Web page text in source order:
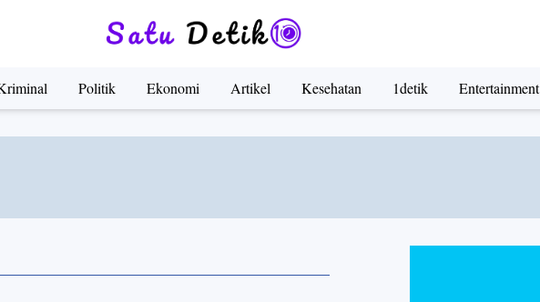
Politik Ekonomi Artikel Kesehatan 1detik Entertainment